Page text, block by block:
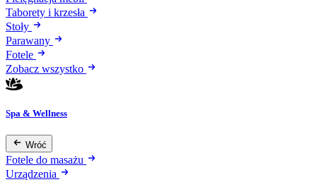
Taborety i krzesła
Stoły
Parawany
Fotele
Zobacz wszystko
Spa & Wellness
Wróć
Fotele do masażu
Urządzenia